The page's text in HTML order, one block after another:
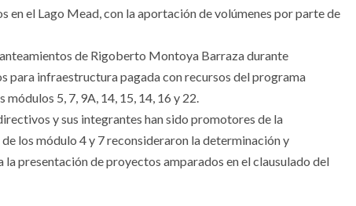
en el Lago Mead, con la aportación de volúmenes por parte de
de Rigoberto Montoya Barraza durante
para infraestructura pagada con recursos del programa
5, 7, 9A, 14, 15, 14, 16 y 22.
y sus integrantes han sido promotores de la
los módulo 4 y 7 reconsideraron la determinación y
presentación de proyectos amparados en el clausulado del